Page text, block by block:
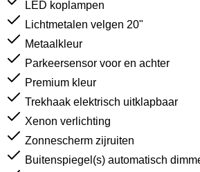
LED koplampen
Lichtmetalen velgen 20"
Metaalkleur
Parkeersensor voor en achter
Premium kleur
Trekhaak elektrisch uitklapbaar
Xenon verlichting
Zonnescherm zijruiten
Buitenspiegel(s) automatisch